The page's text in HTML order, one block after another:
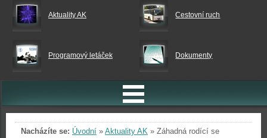
Aktuality AK Cestovní ruch
Programový letáček Dokumenty
Nacházíte se: Úvodní » Aktuality AK » Záhadná rodící se